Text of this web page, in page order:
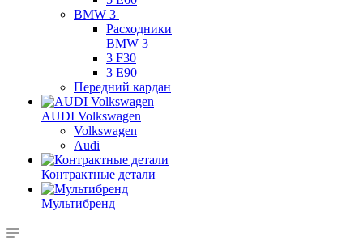
BMW 3
Расходники
BMW 3
3 F30
3 E90
Передний кардан
AUDI Volkswagen
Volkswagen
Audi
Контрактные детали
Мультибренд